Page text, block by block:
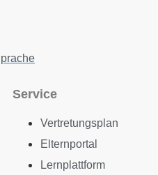
Service
Vertretungsplan
Elternportal
Lernplattform